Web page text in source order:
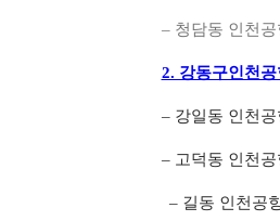
– 청담동 인천공
2. 강동구인천공
– 강일동 인천공
– 고덕동 인천공
– 길동 인천공